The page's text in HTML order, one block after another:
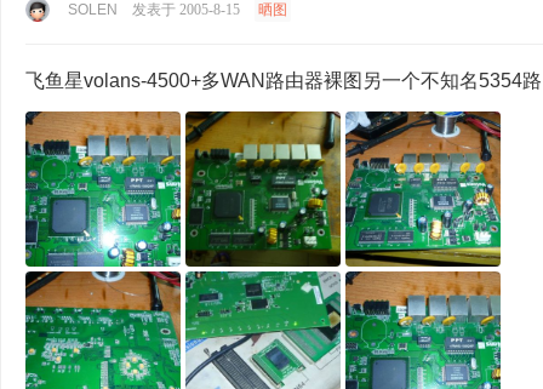
SOLEN 发表于 2005-8-15 晒图
飞鱼星volans-4500+多WAN路由器裸图另一个不知名5354